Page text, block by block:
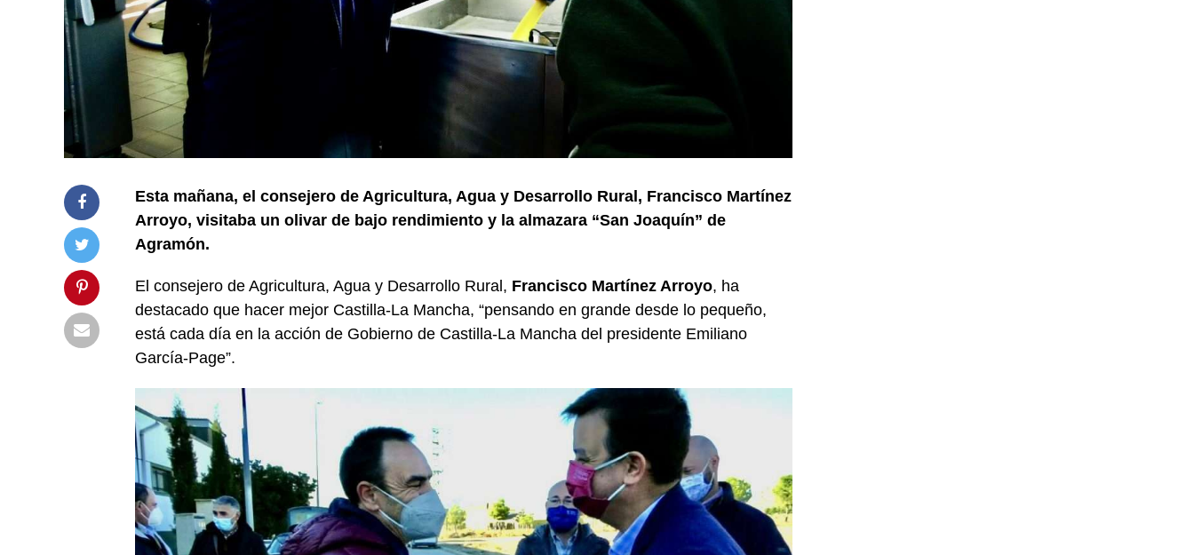
Esta mañana, el consejero de Agricultura, Agua y Desarrollo Rural, Francisco Martínez
Arroyo, visitaba un olivar de bajo rendimiento y la almazara “San Joaquín” de
Agramón.
El consejero de Agricultura, Agua y Desarrollo Rural, Francisco Martínez Arroyo, ha
destacado que hacer mejor Castilla-La Mancha, “pensando en grande desde lo pequeño,
está cada día en la acción de Gobierno de Castilla-La Mancha del presidente Emiliano
García-Page”.